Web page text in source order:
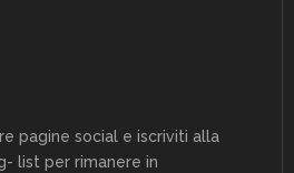
pagine social e iscriviti alla
list per rimanere in